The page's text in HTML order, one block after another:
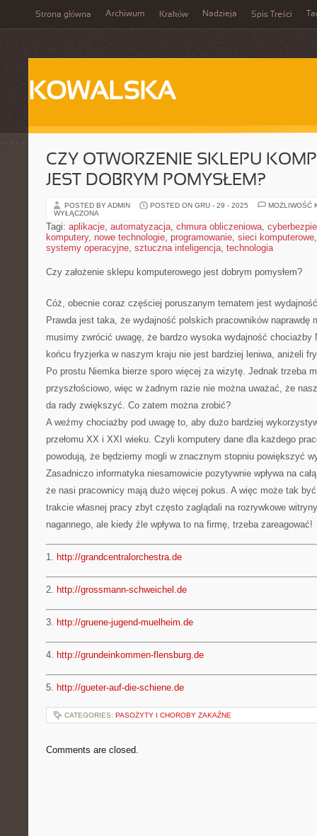
Strona główna Archiwum Kraków Nadzieja Spis Treści
KOWALSKA
CZY OTWORZENIE SKLEPU
JEST DOBRYM POMYSŁEM?
POSTED BY ADMIN POSTED ON GRU - 29 - 2025
MOŻLIWOŚĆ
WYŁĄCZONA
Tagi: aplikacje, automatyzacja, chmura obliczeniowa,
komputery, nowe technologie, programowanie, sieci komputerowe
systemy operacyjne, sztuczna inteligencja, technologia
Czy założenie sklepu komputerowego jest dobrym pomysłem?
Cóż, obecnie coraz częściej poruszanym tematem jest
Prawda jest taka, że wydajność polskich pracowników naprawdę
musimy zwrócić uwagę, że bardzo wysoka wydajność chociażby
końcu fryzjerka w naszym kraju nie jest bardziej leniwa, aniżeli
Po prostu Niemka bierze sporo więcej za wizytę. Jednak trzeba
przyszłościowo, więc w żadnym razie nie można uważać, że
da rady zwiększyć. Co zatem można zrobić?
A weźmy chociażby pod uwagę to, aby dużo bardziej
przełomu XX i XXI wieku. Czyli komputery dane dla każdego
powodują, że będziemy mogli w znacznym stopniu powiększyć
Zasadniczo informatyka niesamowicie pozytywnie wpływa na
że nasi pracownicy mają dużo więcej pokus. A więc może tak
trakcie własnej pracy zbyt często zaglądali na rozrywkowe
nagannego, ale kiedy źle wpływa to na firmę, trzeba zareagować!
1. http://grandcentralorchestra.de
2. http://grossmann-schweichel.de
3. http://gruene-jugend-muelheim.de
4. http://grundeinkommen-flensburg.de
5. http://gueter-auf-die-schiene.de
CATEGORIES: PASOŻYTY I CHOROBY ZAKAŹNE
Comments are closed.